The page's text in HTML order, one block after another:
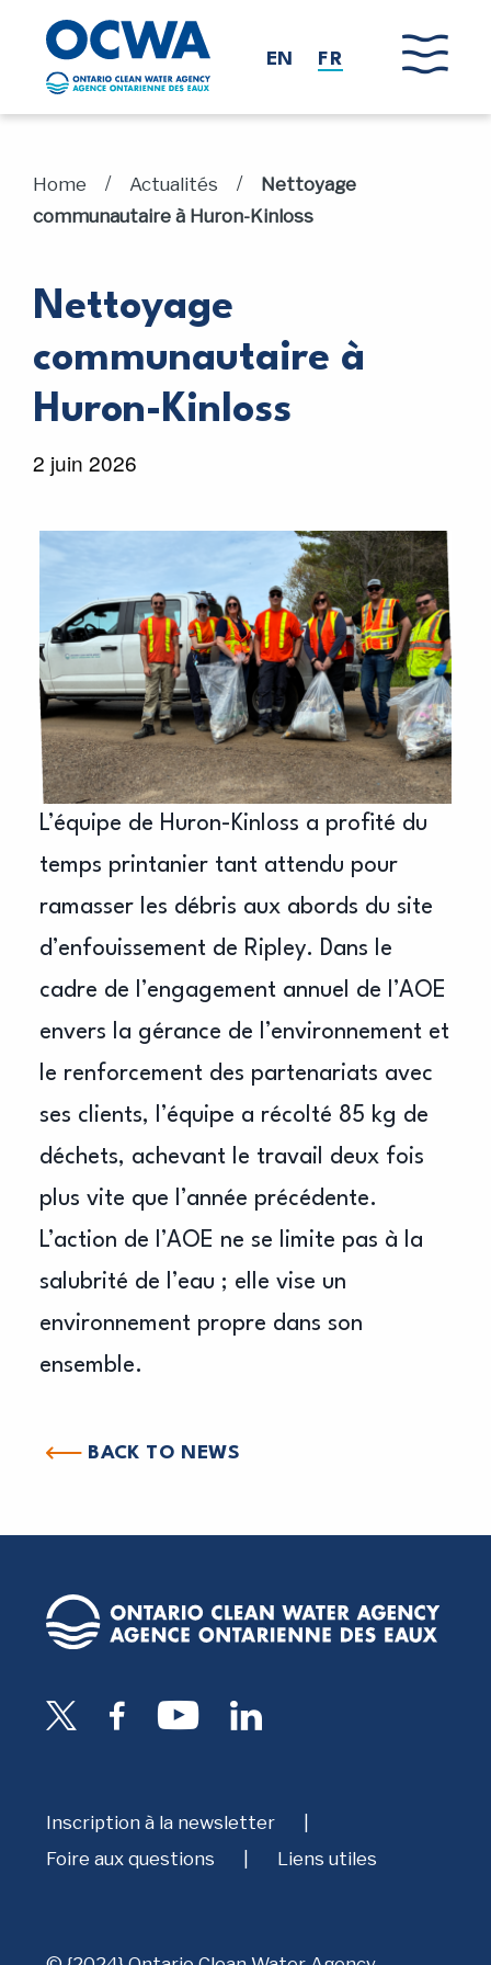
Skip to main content
EN FR
Home / Actualités /
Nettoyage
communautaire à Huron-Kinloss
Nettoyage
communautaire à
Huron-Kinloss
2 juin 2026
L’équipe de Huron-Kinloss a profité du
temps printanier tant attendu pour
ramasser les débris aux abords du site
d’enfouissement de Ripley. Dans le
cadre de l’engagement annuel de l’AOE
envers la gérance de l’environnement et
le renforcement des partenariats avec
ses clients, l’équipe a récolté 85 kg de
déchets, achevant le travail deux fois
plus vite que l’année précédente.
L’action de l’AOE ne se limite pas à la
salubrité de l’eau ; elle vise un
environnement propre dans son
ensemble.
BACK TO NEWS
Inscription à la newsletter
Foire aux questions
Liens utiles